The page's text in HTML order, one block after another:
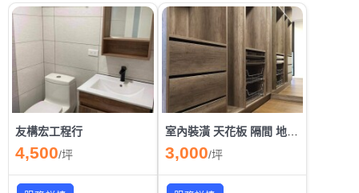
友構宏工程行
4,500/坪
室內裝潢 天花板 隔間 地板 開關門 推門 系統櫃
3,000/坪